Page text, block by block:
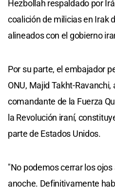
Hezbollah respaldado por
coalición de milicias en Irak
alineados con el gobierno
Por su parte, el embajador
ONU, Majid Takht-
comandante de la Fuerza
la Revolución iraní,
parte de Estados Unidos.
"No podemos cerrar los
anoche. Definitivamente